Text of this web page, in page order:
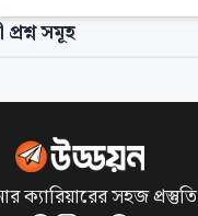
প্রশ্ন সমূহ
ক্যারিয়ারের সহজ প্রস্তুতি